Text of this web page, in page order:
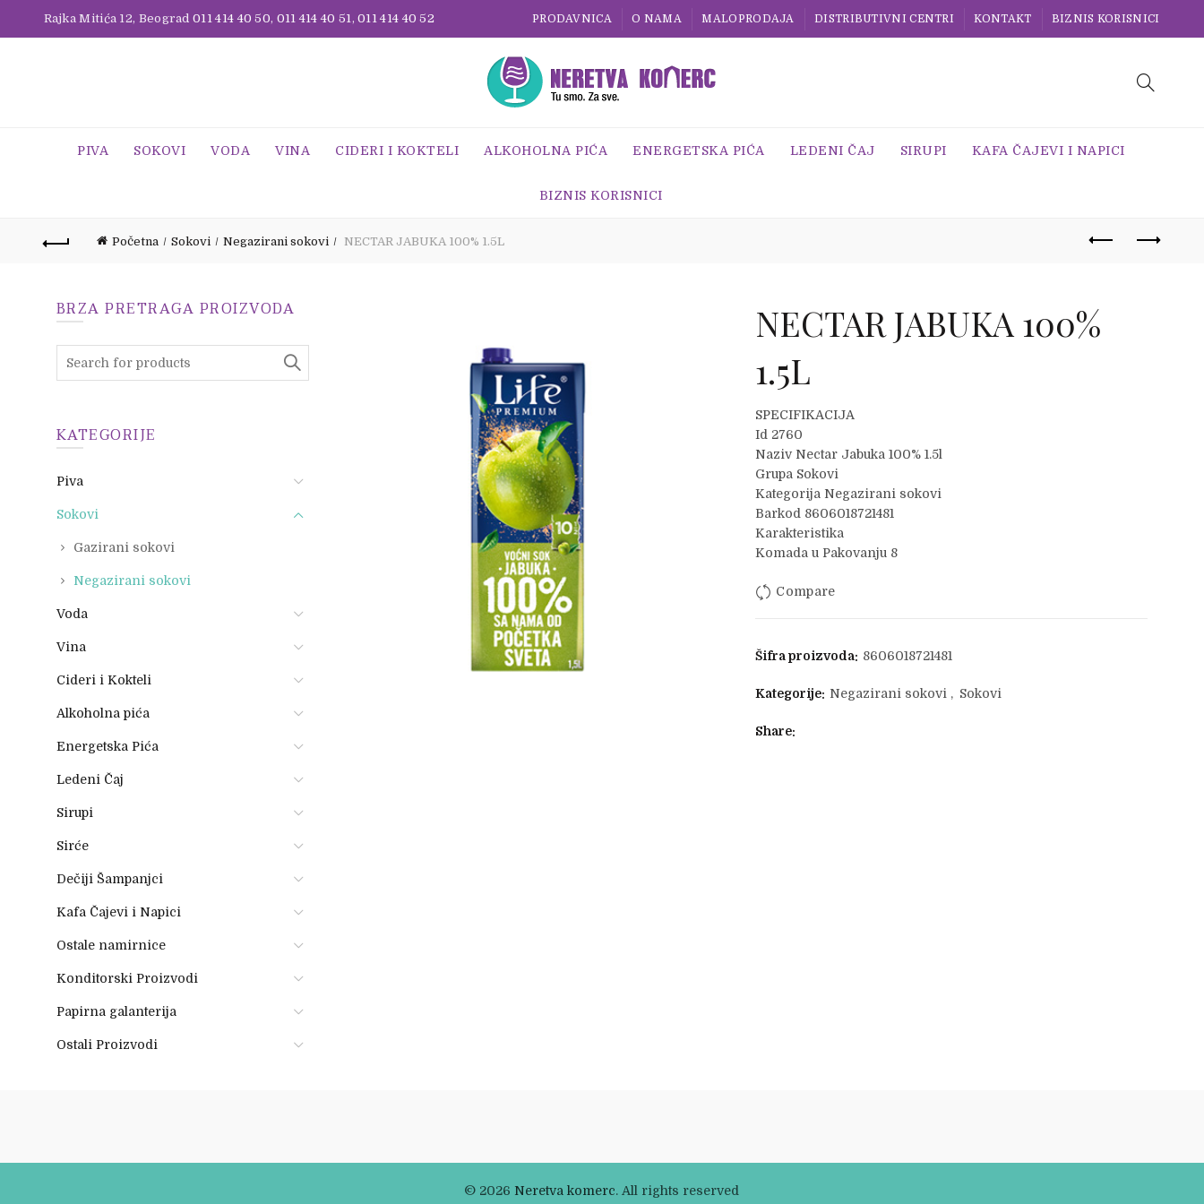
Rajka Mitića 12, Beograd011 414 40 50, 011 414 40 51,011 414 40 52 PRODAVNICA O NAMA MALOPRODAJA DISTRIBUTIVNI CENTRI KONTAKT BIZNIS KORISNICI
PIVA SOKOVI VODA VINA CIDERI I KOKTELI ALKOHOLNA PIĆA ENERGETSKA PIĆA LEDENI ČAJ SIRUPI KAFA ČAJEVI I NAPICI
BIZNIS KORISNICI
Početna Sokovi Negazirani sokovi NECTAR JABUKA 100% 1.5L
NECTAR JABUKA 100%
1.5L
SPECIFIKACIJA
Id 2760
Naziv Nectar Jabuka 100% 1.5l
Grupa Sokovi
Kategorija Negazirani sokovi
Barkod 8606018721481
Karakteristika
Komada u Pakovanju 8
Compare
Šifra proizvoda: 8606018721481
Kategorije: Negazirani sokovi , Sokovi
Share
BRZA PRETRAGA PROIZVODA
KATEGORIJE
Piva
Sokovi
Gazirani sokovi
Negazirani sokovi
Voda
Vina
Cideri i Kokteli
Alkoholna pića
Energetska Pića
Ledeni Čaj
Sirupi
Sirće
Dečiji Šampanjci
Kafa Čajevi i Napici
Ostale namirnice
Konditorski Proizvodi
Papirna galanterija
Ostali Proizvodi
© 2026 Neretva komerc. All rights reserved